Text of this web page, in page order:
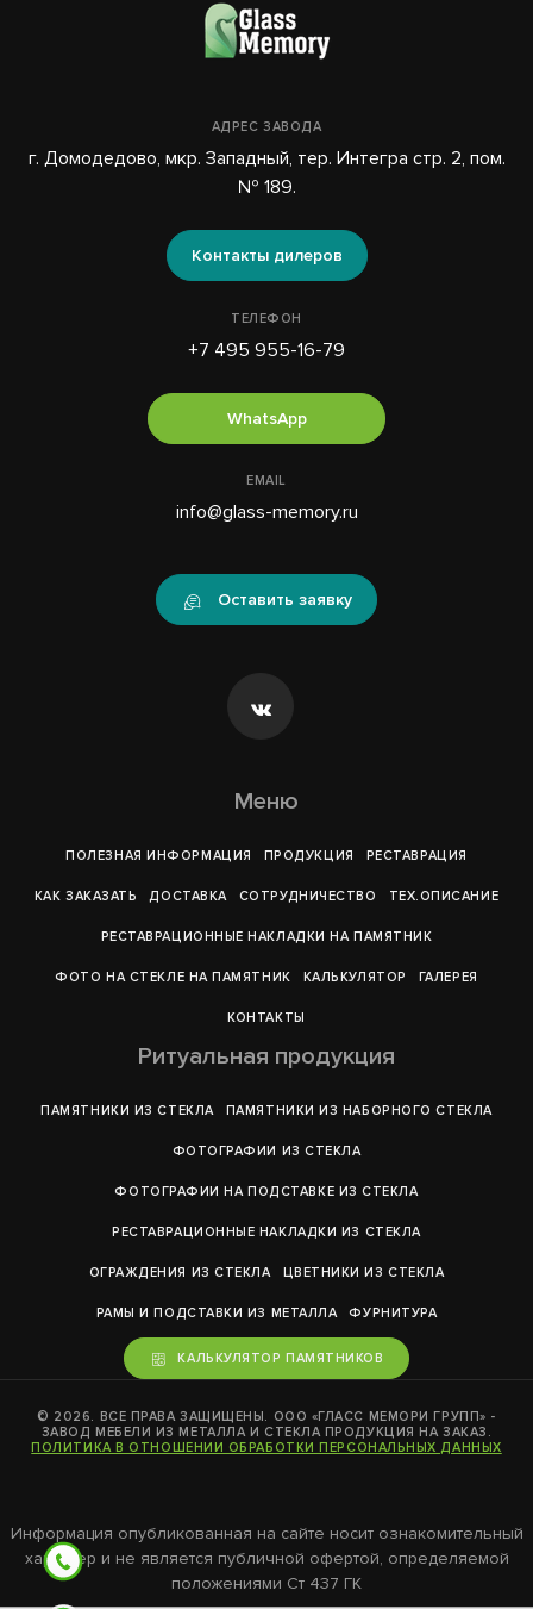
АДРЕС ЗАВОДА
г. Домодедово, мкр. Западный, тер. Интегра стр. 2, пом.
№ 189.
Контакты дилеров
ТЕЛЕФОН
+7 495 955-16-79
WhatsApp
EMAIL
info@glass-memory.ru
Оставить заявку
Меню
ПОЛЕЗНАЯ ИНФОРМАЦИЯ ПРОДУКЦИЯ РЕСТАВРАЦИЯ
КАК ЗАКАЗАТЬ ДОСТАВКА СОТРУДНИЧЕСТВО ТЕХ.ОПИСАНИЕ
РЕСТАВРАЦИОННЫЕ НАКЛАДКИ НА ПАМЯТНИК
ФОТО НА СТЕКЛЕ НА ПАМЯТНИК КАЛЬКУЛЯТОР ГАЛЕРEЯ
КОНТАКТЫ
Ритуальная продукция
ПАМЯТНИКИ ИЗ СТЕКЛА ПАМЯТНИКИ ИЗ НАБОРНОГО СТЕКЛА
ФОТОГРАФИИ ИЗ СТЕКЛА
ФОТОГРАФИИ НА ПОДСТАВКЕ ИЗ СТЕКЛА
РЕСТАВРАЦИОННЫЕ НАКЛАДКИ ИЗ СТЕКЛА
ОГРАЖДЕНИЯ ИЗ СТЕКЛА ЦВЕТНИКИ ИЗ СТЕКЛА
РАМЫ И ПОДСТАВКИ ИЗ МЕТАЛЛА ФУРНИТУРА
КАЛЬКУЛЯТОР ПАМЯТНИКОВ
© 2026. ВСЕ ПРАВА ЗАЩИЩЕНЫ. ООО «ГЛАСС МЕМОРИ ГРУПП» -
ЗАВОД МЕБЕЛИ ИЗ МЕТАЛЛА И СТЕКЛА ПРОДУКЦИЯ НА ЗАКАЗ.
ПОЛИТИКА В ОТНОШЕНИИ ОБРАБОТКИ ПЕРСОНАЛЬНЫХ ДАННЫХ
Информация опубликованная на сайте носит ознакомительный
характер и не является публичной офертой, определяемой
положениями Ст 437 ГК